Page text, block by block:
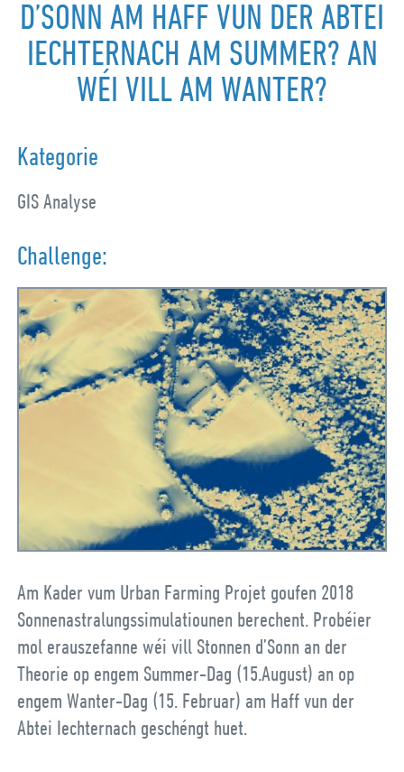
D’SONN AM HAFF VUN DER ABTEI
IECHTERNACH AM SUMMER? AN
WÉI VILL AM WANTER?
Kategorie
GIS Analyse
Challenge:
Am Kader vum Urban Farming Projet goufen 2018
Sonnenastralungssimulatiounen berechent. Probéier
mol erauszefanne wéi vill Stonnen d’Sonn an der
Theorie op engem Summer-Dag (15.August) an op
engem Wanter-Dag (15. Februar) am Haff vun der
Abtei Iechternach geschéngt huet.